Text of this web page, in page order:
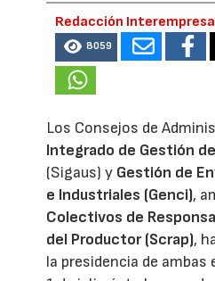
Redacción
8059
Los Consejos de
Integrado de Gestión
(Sigaus) y Gestión de
e Industriales (Genci),
Colectivos de
del Productor (Scrap),
la presidencia de ambas